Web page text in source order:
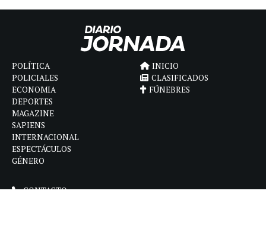
POLÍTICA
POLICIALES
ECONOMIA
DEPORTES
MAGAZINE
SAPIENS
INTERNACIONAL
ESPECTÁCULOS
GÉNERO
INICIO
CLASIFICADOS
FÚNEBRES
CONTACTO